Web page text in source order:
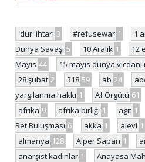
'dur' ihtarı 3 #refusewar 1 1
Dünya Savaşı 5 10 Aralık 1 12
Mayıs 44 15 mayıs dünya
28 şubat 2 318 59 ab 24
yargılanma hakkı 1 Af Örgütü 61
afrika 9 afrika birliği 1 agit 1
Ret Buluşması 6 akka 1 alevi 1
almanya 128 Alper Sapan 1
anarşist kadınlar 1 Anayasa